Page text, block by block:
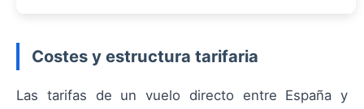
Costes y estructura tarifaria
Las tarifas de un vuelo directo entre España y